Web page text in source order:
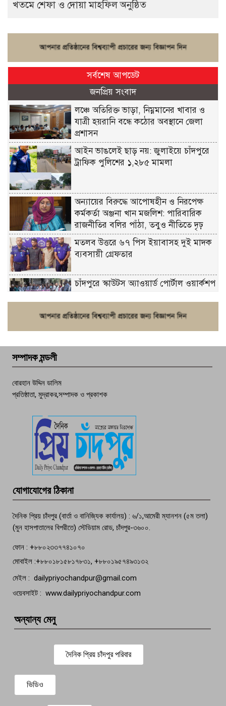
খতমে শেফা ও দোয়া মাহফিল অনুষ্ঠিত
সর্বশেষ আপডেট
জনপ্রিয় সংবাদ
লঞ্চে অতিরিক্ত ভাড়া, নিম্নমানের খাবার ও
যাত্রী হয়রানি বন্ধে কঠোর অবস্থানে জেলা
প্রশাসন
আইন ভাঙলেই ছাড় নয়: জুলাইয়ে চাঁদপুরে
ট্রাফিক পুলিশের ১,২৮৫ মামলা
অন্যায়ের বিরুদ্ধে আপোষহীন ও নিরপেক্ষ
কর্মকর্তা অঞ্জনা খান মজলিশ: পারিবারিক
রাজনীতির বলির পাঁঠা, তবুও নীতিতে দৃঢ়
মতলব উত্তরে ৬৭ পিস ইয়াবাসহ দুই মাদক
ব্যবসায়ী গ্রেফতার
চাঁদপুরে স্কাউটস অ্যাওয়ার্ড পোর্টাল ওয়ার্কশপ
পচা দুর্গন্ধে ৯৯৯-এ ফোন, ফরিদগঞ্জে
তরুণের অর্ধগলিত লাশ উদ্ধার
সম্পাদক মন্ডলী
বোরহান উদ্দিন ডালিম
প্রতিষ্ঠাতা, মুদ্রাকর,সম্পাদক ও প্রকাশক
যোগাযোগের ঠিকানা
দৈনিক প্রিয় চাঁদপুর (বার্তা ও বানিজ্যিক কার্যালয়) : ৬/১,আমেরী ম্যানশন (৫ম তলা)
(মুন হাসপাতালের বিপরীতে) স্টেডিয়াম রোড, চাঁদপুর-৩৬০০.
ফোন : +৮৮০২৩৩৭৭৪১০৭০
মোবাইল :+৮৮০১৮১৫৮১৭৮৩১, +৮৮০১৯৫৭৪৯৩১৩২
মেইল : dailypriyochandpur@gmail.com
ওয়েবসাইট : www.dailypriyochandpur.com
অন্যান্য মেনু
দৈনিক প্রিয় চাঁদপুর পরিবার
ভিডিও